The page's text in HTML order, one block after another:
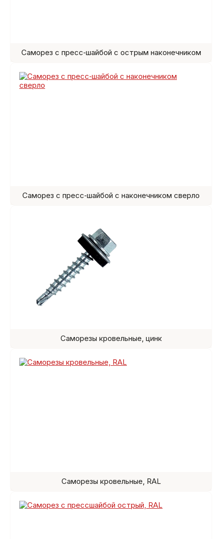
Саморез с пресс‑шайбой с острым наконечником
Саморез с пресс‑шайбой с наконечником сверло
Саморезы кровельные, цинк
Саморезы кровельные, RAL